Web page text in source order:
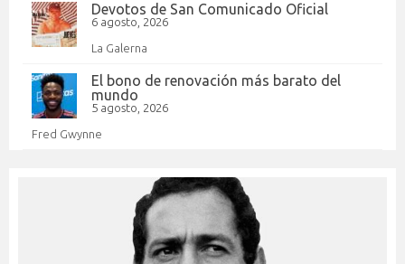
Devotos de San Comunicado Oficial
6 agosto, 2026
La Galerna
El bono de renovación más barato del
mundo
5 agosto, 2026
Fred Gwynne